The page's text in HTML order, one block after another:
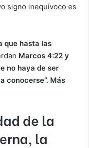
signo inequívoco es
que hasta las
Marcos 4:22 y
no haya de ser
conocerse”. Más
de la
la